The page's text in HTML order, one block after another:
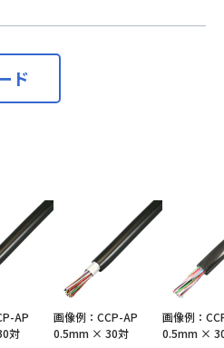
ド
AP
対
画像例：CCP-AP
0.5mm × 30対
画像例：
0.5mm ×